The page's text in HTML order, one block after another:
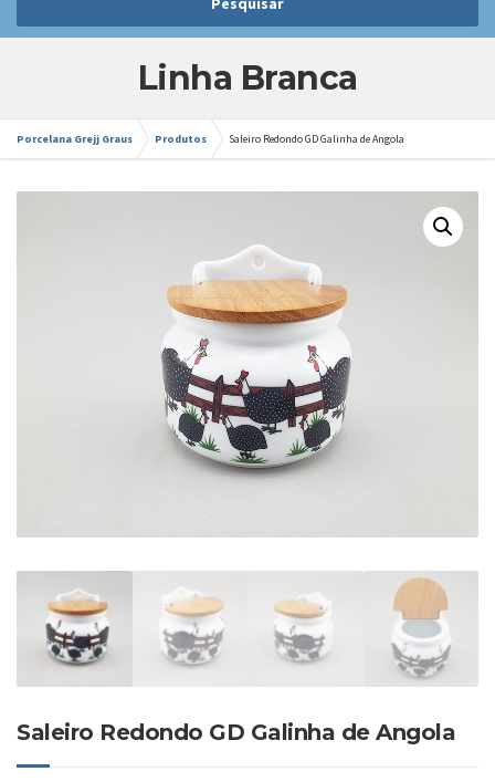
Linha Branca
Porcelana Grejj Graus Produtos Saleiro Redondo GD Galinha de Angola
Saleiro Redondo GD Galinha de Angola